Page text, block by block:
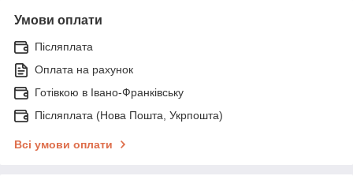
Умови оплати
Післяплата
Оплата на рахунок
Готівкою в Івано-Франківську
Післяплата (Нова Пошта, Укрпошта)
Всі умови оплати